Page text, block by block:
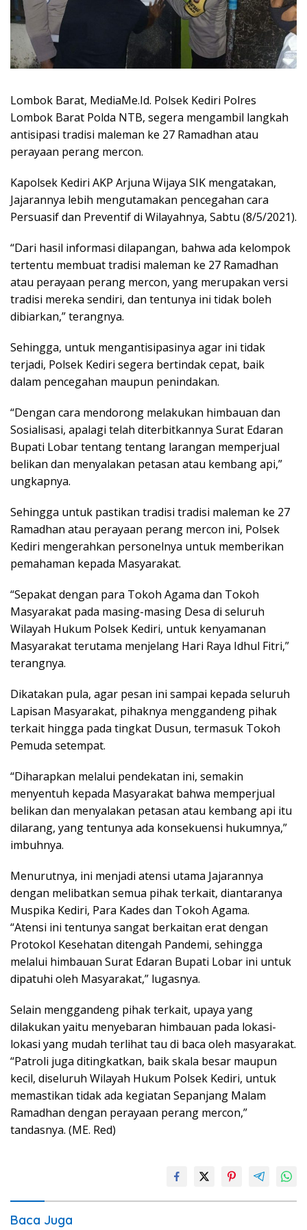
Lombok Barat, MediaMe.Id. Polsek Kediri Polres
Lombok Barat Polda NTB, segera mengambil langkah
antisipasi tradisi maleman ke 27 Ramadhan atau
perayaan perang mercon.
Kapolsek Kediri AKP Arjuna Wijaya SIK mengatakan,
Jajarannya lebih mengutamakan pencegahan cara
Persuasif dan Preventif di Wilayahnya, Sabtu (8/5/2021).
“Dari hasil informasi dilapangan, bahwa ada kelompok
tertentu membuat tradisi maleman ke 27 Ramadhan
atau perayaan perang mercon, yang merupakan versi
tradisi mereka sendiri, dan tentunya ini tidak boleh
dibiarkan,” terangnya.
Sehingga, untuk mengantisipasinya agar ini tidak
terjadi, Polsek Kediri segera bertindak cepat, baik
dalam pencegahan maupun penindakan.
“Dengan cara mendorong melakukan himbauan dan
Sosialisasi, apalagi telah diterbitkannya Surat Edaran
Bupati Lobar tentang tentang larangan memperjual
belikan dan menyalakan petasan atau kembang api,”
ungkapnya.
Sehingga untuk pastikan tradisi tradisi maleman ke 27
Ramadhan atau perayaan perang mercon ini, Polsek
Kediri mengerahkan personelnya untuk memberikan
pemahaman kepada Masyarakat.
“Sepakat dengan para Tokoh Agama dan Tokoh
Masyarakat pada masing-masing Desa di seluruh
Wilayah Hukum Polsek Kediri, untuk kenyamanan
Masyarakat terutama menjelang Hari Raya Idhul Fitri,”
terangnya.
Dikatakan pula, agar pesan ini sampai kepada seluruh
Lapisan Masyarakat, pihaknya menggandeng pihak
terkait hingga pada tingkat Dusun, termasuk Tokoh
Pemuda setempat.
“Diharapkan melalui pendekatan ini, semakin
menyentuh kepada Masyarakat bahwa memperjual
belikan dan menyalakan petasan atau kembang api itu
dilarang, yang tentunya ada konsekuensi hukumnya,”
imbuhnya.
Menurutnya, ini menjadi atensi utama Jajarannya
dengan melibatkan semua pihak terkait, diantaranya
Muspika Kediri, Para Kades dan Tokoh Agama.
“Atensi ini tentunya sangat berkaitan erat dengan
Protokol Kesehatan ditengah Pandemi, sehingga
melalui himbauan Surat Edaran Bupati Lobar ini untuk
dipatuhi oleh Masyarakat,” lugasnya.
Selain menggandeng pihak terkait, upaya yang
dilakukan yaitu menyebaran himbauan pada lokasi-
lokasi yang mudah terlihat tau di baca oleh masyarakat.
“Patroli juga ditingkatkan, baik skala besar maupun
kecil, diseluruh Wilayah Hukum Polsek Kediri, untuk
memastikan tidak ada kegiatan Sepanjang Malam
Ramadhan dengan perayaan perang mercon,”
tandasnya. (ME. Red)
Baca Juga